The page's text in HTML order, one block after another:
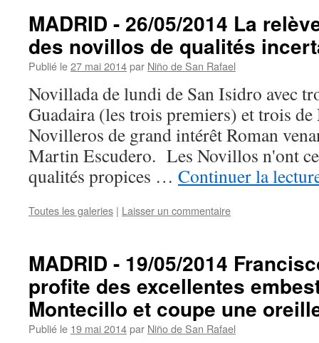
MADRID - 26/05/2014 La
des novillos de qualités
Publié le27 mai 2014par Niño de San Rafael
Novillada de lundi de San Isidro avec
Guadaira (les trois premiers) et trois
Novilleros de grand intérêt Roman
Martin Escudero. Les Novillos n'ont
qualités propices … Continuer la
Toutes les galeries | Laisser un commentaire
MADRID - 19/05/2014
profite des excellentes
Montecillo et coupe une
Publié le 19 mai 2014par Niño de San Rafael